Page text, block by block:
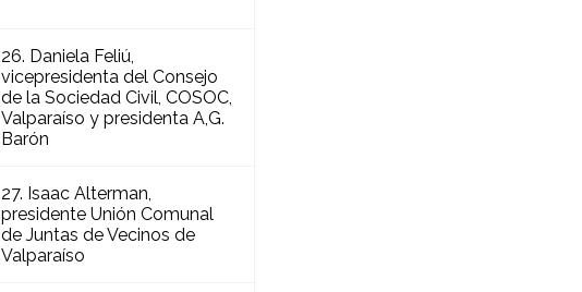
26. Daniela Feliú,
vicepresidenta del Consejo
de la Sociedad Civil, COSOC,
Valparaíso y presidenta A,G.
Barón
27. Isaac Alterman,
presidente Unión Comunal
de Juntas de Vecinos de
Valparaíso